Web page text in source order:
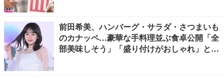
前田希美、ハンバーグ・サラダ・さつまいも
のカナッペ…豪華な手料理並ぶ食卓公開「全
部美味しそう」「盛り付けがおしゃれ」と絶